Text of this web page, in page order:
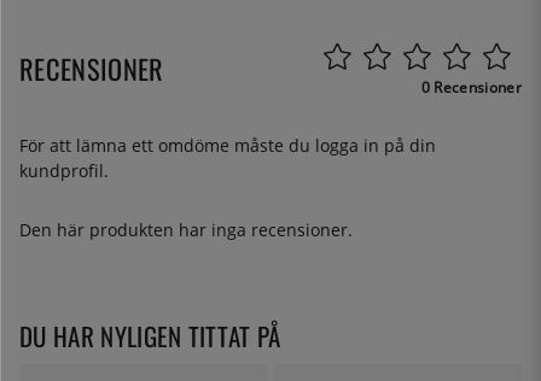
RECENSIONER 0 Recensioner
För att lämna ett omdöme måste du logga in på din
kundprofil.
Den här produkten har inga recensioner.
DU HAR NYLIGEN TITTAT PÅ